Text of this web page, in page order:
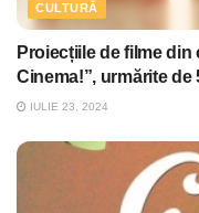
CULTURĂ
Proiecțiile de filme
Cinema!”, urmărite de
IULIE 23, 2024